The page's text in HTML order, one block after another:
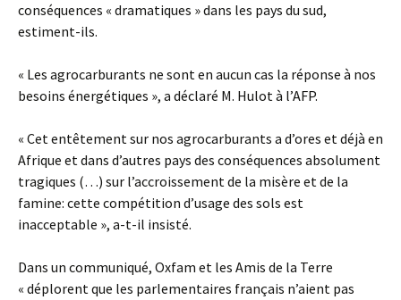
conséquences « dramatiques » dans les pays du sud,
estiment-ils.
« Les agrocarburants ne sont en aucun cas la réponse à nos
besoins énergétiques », a déclaré M. Hulot à l’AFP.
« Cet entêtement sur nos agrocarburants a d’ores et déjà en
Afrique et dans d’autres pays des conséquences absolument
tragiques (…) sur l’accroissement de la misère et de la
famine: cette compétition d’usage des sols est
inacceptable », a-t-il insisté.
Dans un communiqué, Oxfam et les Amis de la Terre
« déplorent que les parlementaires français n’aient pas